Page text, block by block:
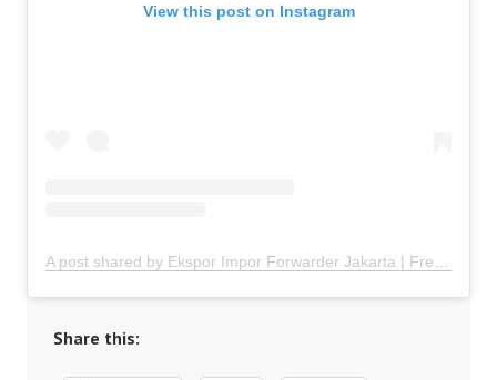
View this post on Instagram
Share this: